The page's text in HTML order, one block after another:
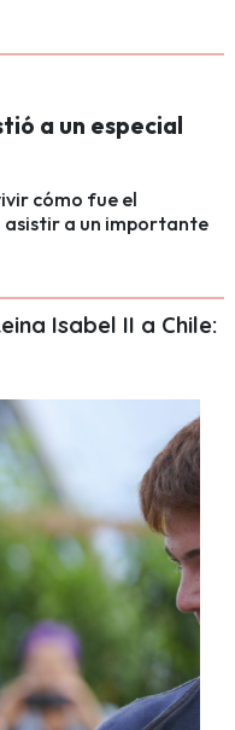
a un especial
cómo fue el
asistir a un importante
Isabel II a Chile: